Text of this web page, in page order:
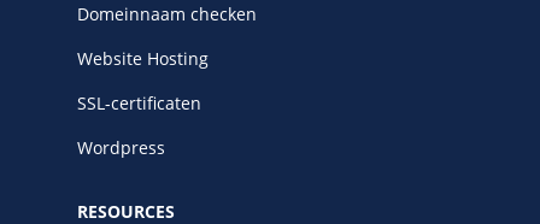
Domeinnaam checken
Website Hosting
SSL-certificaten
Wordpress
RESOURCES